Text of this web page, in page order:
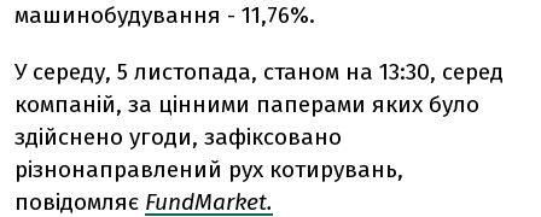
машинобудування - 11,76%.
У середу, 5 листопада, станом на 13:30, серед
компаній, за цінними паперами яких було
здійснено угоди, зафіксовано
різнонаправлений рух котирувань,
повідомляє FundMarket.